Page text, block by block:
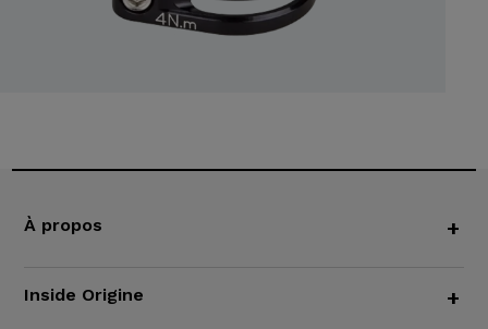
À propos +
Inside Origine +